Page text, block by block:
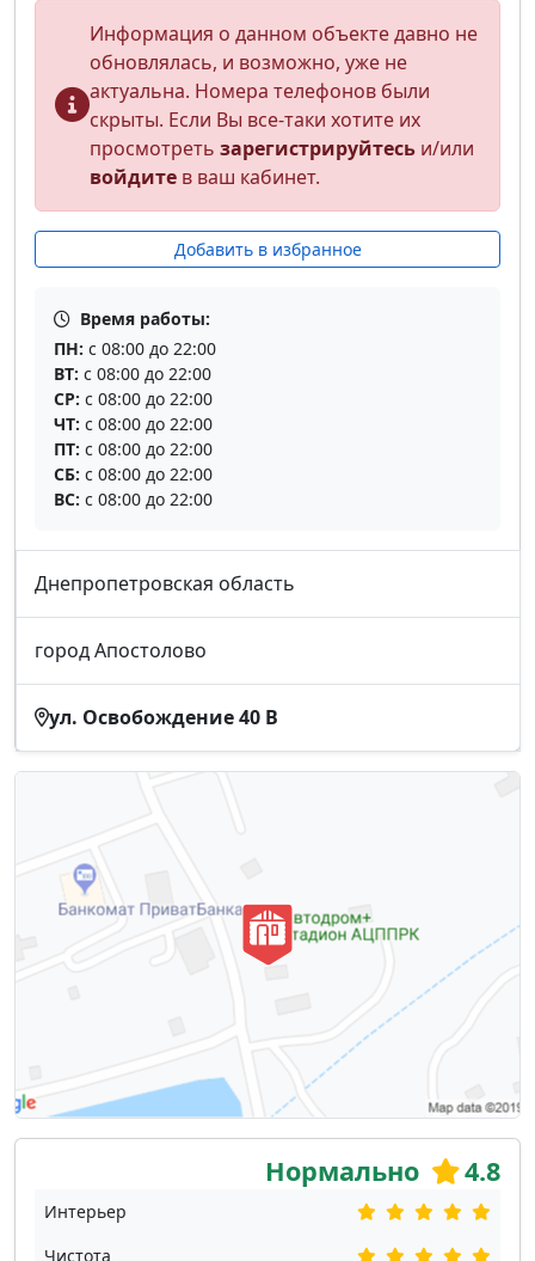
Информация о данном объекте давно не
обновлялась, и возможно, уже не
актуальна. Номера телефонов были
скрыты. Если Вы все-таки хотите их
просмотреть зарегистрируйтесь и/или
войдите в ваш кабинет.
Добавить в избранное
Время работы:
ПН: с 08:00 до 22:00
ВТ: с 08:00 до 22:00
СР: с 08:00 до 22:00
ЧТ: с 08:00 до 22:00
ПТ: с 08:00 до 22:00
СБ: с 08:00 до 22:00
ВС: с 08:00 до 22:00
Днепропетровская область
город Апостолово
ул. Освобождение 40 В
Нормально 4.8
Интерьер
Чистота